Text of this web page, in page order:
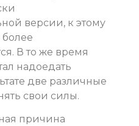
версии, к этому
В то же время
надоедать
две различные
свои силы.
причина